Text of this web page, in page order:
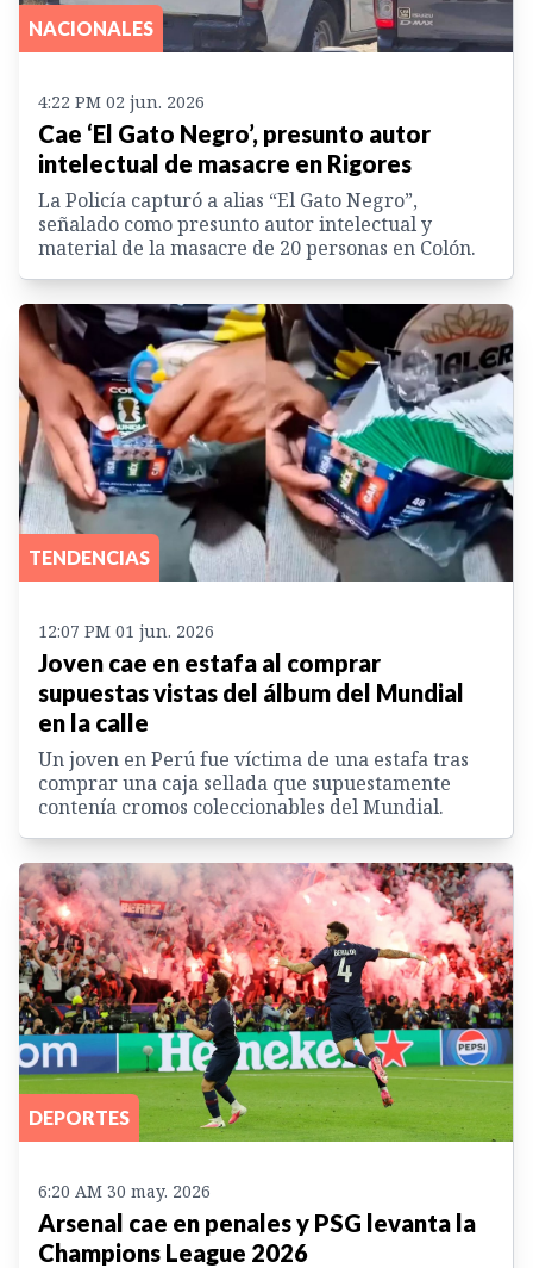
NACIONALES
4:22 PM 02 jun. 2026
Cae ‘El Gato Negro’, presunto autor
intelectual de masacre en Rigores
La Policía capturó a alias “El Gato Negro”,
señalado como presunto autor intelectual y
material de la masacre de 20 personas en Colón.
TENDENCIAS
12:07 PM 01 jun. 2026
Joven cae en estafa al comprar
supuestas vistas del álbum del Mundial
en la calle
Un joven en Perú fue víctima de una estafa tras
comprar una caja sellada que supuestamente
contenía cromos coleccionables del Mundial.
DEPORTES
6:20 AM 30 may. 2026
Arsenal cae en penales y PSG levanta la
Champions League 2026